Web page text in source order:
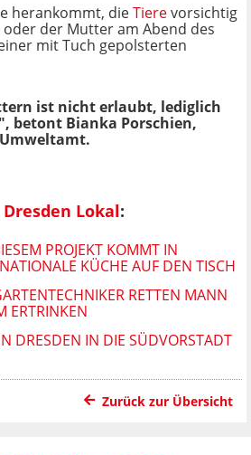
herankommt, dieTierevorsichtig
der Mutter am Abend des
mit Tuch gepolsterten
ist nicht erlaubt, lediglich
betont Bianka Porschien,
Dresden Lokal:
PROJEKT KOMMT IN
KÜCHE AUF DEN TISCH
RETTEN MANN
ERTRINKEN
DRESDEN IN DIE SÜDVORSTADT
Zurück zur Übersicht